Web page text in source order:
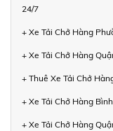
24/7
+ Xe Tải Chở Hàng
+ Xe Tải Chở Hàng
+ Thuê Xe Tải Chở
+ Xe Tải Chở Hàng
+ Xe Tải Chở Hàng